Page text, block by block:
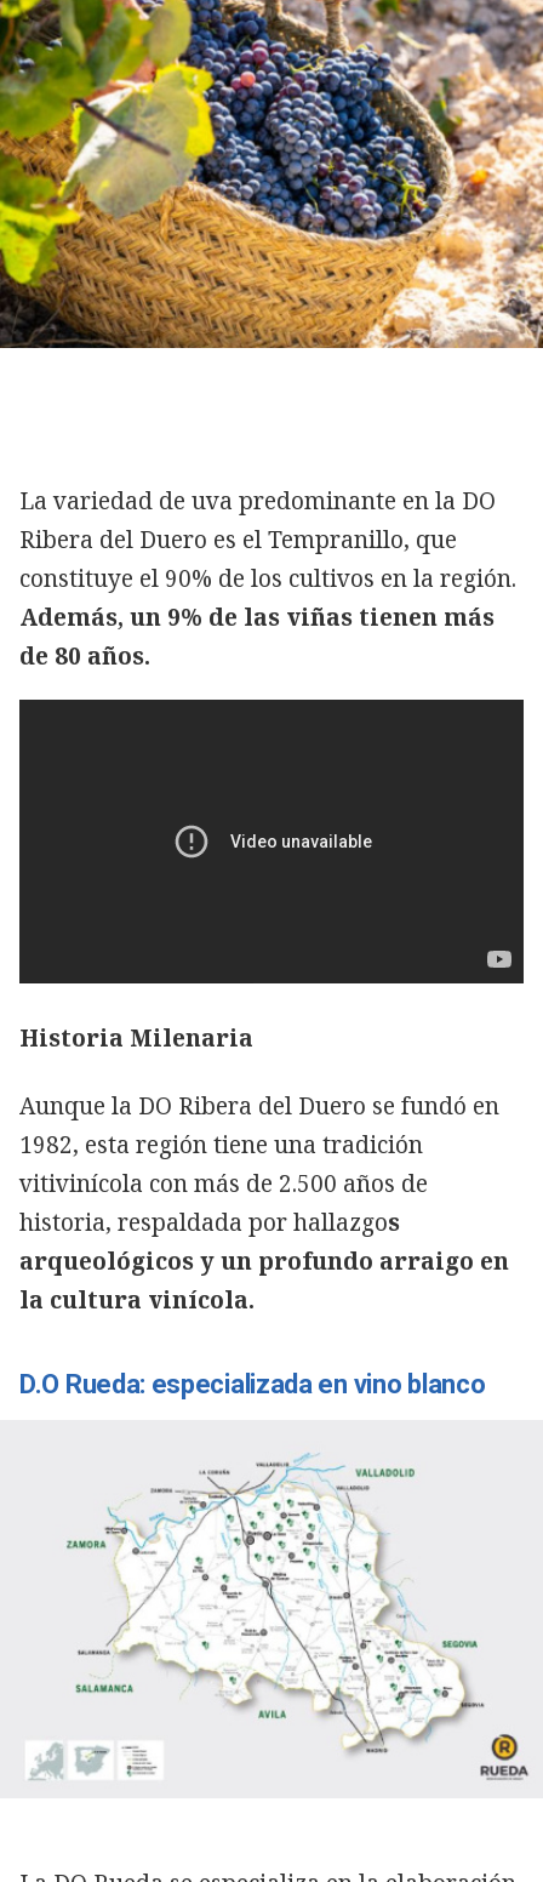
La variedad de uva predominante en la DO
Ribera del Duero es el Tempranillo, que
constituye el 90% de los cultivos en la región.
Además, un 9% de las viñas tienen más
de 80 años.
Historia Milenaria
Aunque la DO Ribera del Duero se fundó en
1982, esta región tiene una tradición
vitivinícola con más de 2.500 años de
historia, respaldada por hallazgos
arqueológicos y un profundo arraigo en
la cultura vinícola.
D.O Rueda: especializada en vino blanco